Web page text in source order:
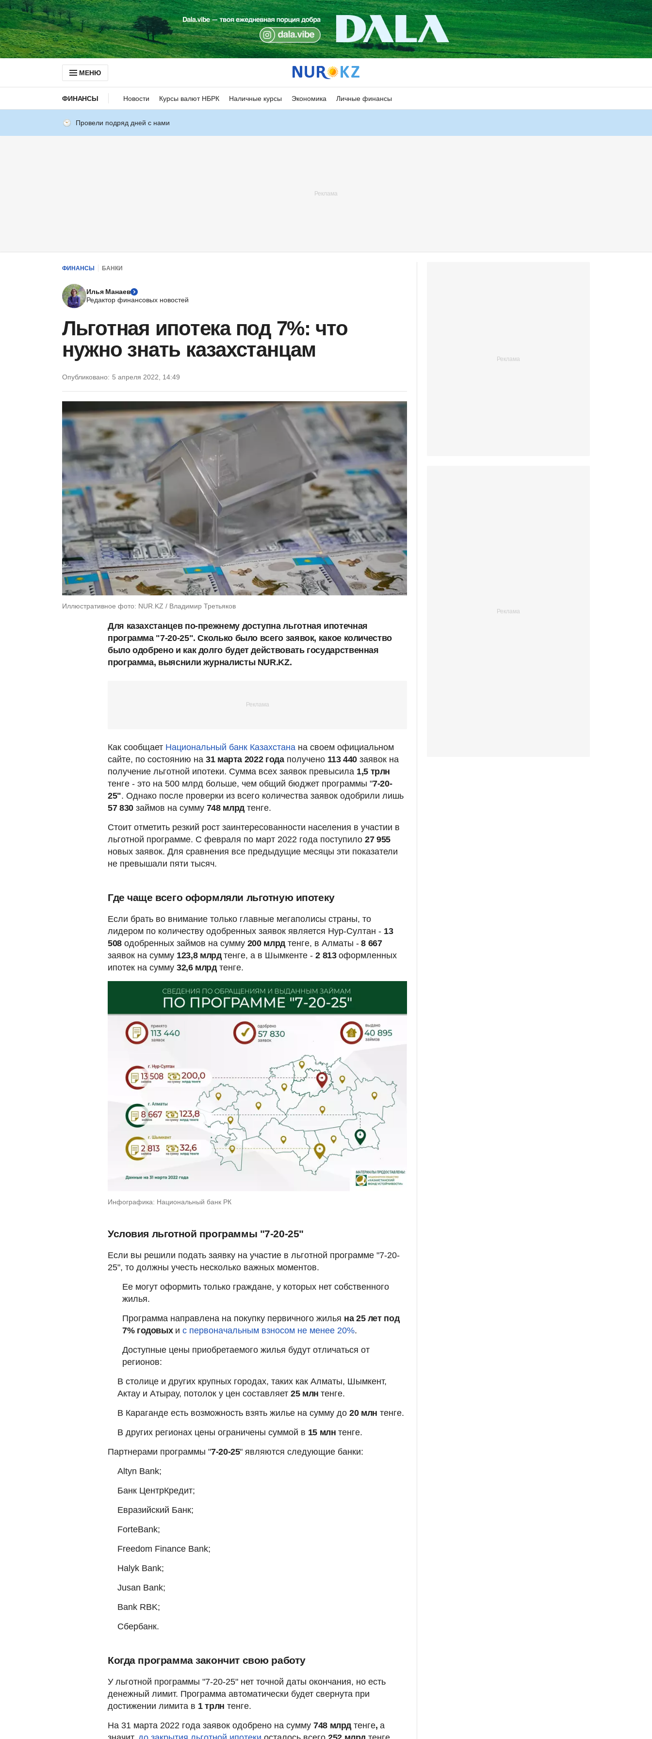
МЕНЮ
ФИНАНСЫ Новости Курсы валют НБРК Наличные курсы Экономика Личные финансы
Провели подряд дней с нами
ФИНАНСЫ БАНКИ
Илья Манаев
Редактор финансовых новостей
Льготная ипотека под 7%: что
нужно знать казахстанцам
Опубликовано: 5 апреля 2022, 14:49
Иллюстративное фото: NUR.KZ / Владимир Третьяков
Для казахстанцев по-прежнему доступна льготная ипотечная
программа "7-20-25". Сколько было всего заявок, какое количество
было одобрено и как долго будет действовать государственная
программа, выяснили журналисты NUR.KZ.
Как сообщает Национальный банк Казахстана на своем официальном
сайте, по состоянию на 31 марта 2022 годаполучено 113 440 заявок на
получение льготной ипотеки. Сумма всех заявок превысила 1,5 трлн
тенге - это на 500 млрд больше, чем общий бюджет программы "7-20-
25". Однако после проверки из всего количества заявок одобрили лишь
57 830займов на сумму 748 млрд тенге.
Стоит отметить резкий рост заинтересованности населения в участии в
льготной программе. С февраля по март 2022 года поступило 27 955
новых заявок. Для сравнения все предыдущие месяцы эти показатели
не превышали пяти тысяч.
Где чаще всего оформляли льготную ипотеку
Если брать во внимание только главные мегаполисы страны, то
лидером по количеству одобренных заявок является Нур-Султан - 13
508 одобренных займов на сумму 200 млрд тенге, в Алматы -8 667
заявок на сумму 123,8 млрдтенге, а в Шымкенте -2 813оформленных
ипотек на сумму 32,6 млрдтенге.
Инфографика: Национальный банк РК
Условия льготной программы "7-20-25"
Если вы решили подать заявку на участие в льготной программе "7-20-
25", то должны учесть несколько важных моментов.
Ее могут оформить только граждане, у которых нет собственного
жилья.
Программа направлена на покупку первичного жилья на 25 лет под
7% годовыхис первоначальным взносом не менее 20%.
Доступные цены приобретаемого жилья будут отличаться от
регионов:
В столице и других крупных городах, таких как Алматы, Шымкент,
Актау и Атырау, потолок у цен составляет 25 млнтенге.
В Караганде есть возможность взять жилье на сумму до 20 млн тенге.
В других регионах цены ограничены суммой в 15 млн тенге.
Партнерами программы "7-20-25" являются следующие банки:
Altyn Bank;
Банк ЦентрКредит;
Евразийский Банк;
ForteBank;
Freedom Finance Bank;
Halyk Bank;
Jusan Bank;
Bank RBK;
Сбербанк.
Когда программа закончит свою работу
У льготной программы "7-20-25" нет точной даты окончания, но есть
денежный лимит. Программа автоматически будет свернута при
достижении лимита в 1 трлн тенге.
На 31 марта 2022 года заявок одобрено на сумму 748 млрд тенге, а